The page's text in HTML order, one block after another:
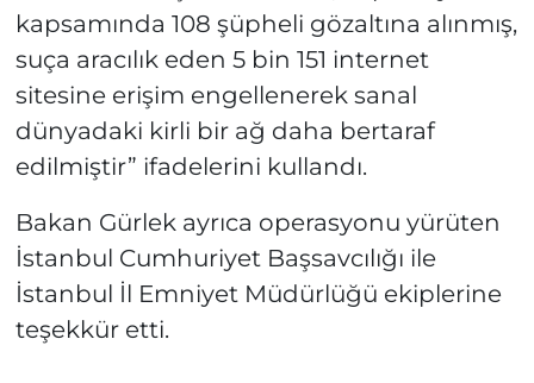
kapsamında 108 şüpheli gözaltına alınmış,
suça aracılık eden 5 bin 151 internet
sitesine erişim engellenerek sanal
dünyadaki kirli bir ağ daha bertaraf
edilmiştir” ifadelerini kullandı.
Bakan Gürlek ayrıca operasyonu yürüten
İstanbul Cumhuriyet Başsavcılığı ile
İstanbul İl Emniyet Müdürlüğü ekiplerine
teşekkür etti.